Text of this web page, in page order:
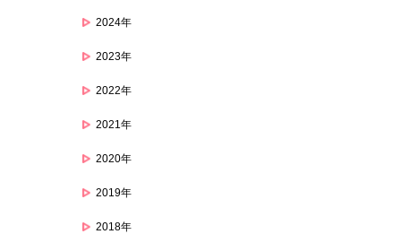
2024年
2023年
2022年
2021年
2020年
2019年
2018年